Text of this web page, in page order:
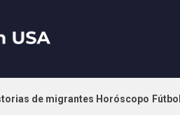
de migrantes Horóscopo Fútbol